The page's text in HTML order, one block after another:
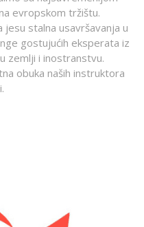
evropskom tržištu.
stalna usavršavanja u
gostujućih eksperata iz
zemlji i inostranstvu.
obuka naših instruktora